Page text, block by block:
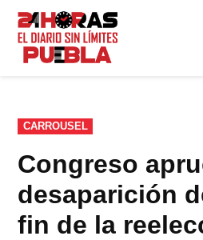
Saltar
contenido
PUBLICADO
EN
CARROUSEL
Congreso
desaparición
fin de la